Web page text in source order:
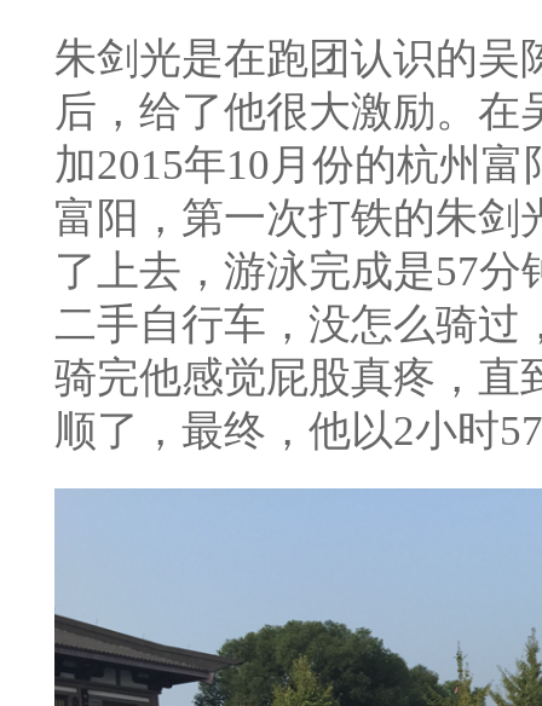
朱剑光是在跑团认识的吴
后，给了他很大激励。
加2015年10月份的杭州
富阳，第一次打铁的朱剑
了上去，游泳完成是57
二手自行车，没怎么骑过
骑完他感觉屁股真疼，直
顺了，最终，他以2小时